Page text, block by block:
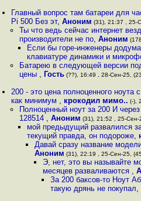
Главный вопрос там батареи для
Pi 500 Без эт,Аноним (31), 21:37 , 25-
Ты что ведь сейчас интернет
производители не по, Аноним
Если бы горе-инженеры
клавиатуре динамики и
Батарею в следующей версии
цены , Гость(??), 16:49 , 28-Сен-25,
200 - это цена полноценного
как минимум , крокодил мимо.. (-),
Полноценный ноут за 200 И
128514 , Аноним (31), 21:52 , 25-Сен-
мой предыдущий развалился
текущий правда, он подороже,
Давай сразу название
Аноним (31), 22:19 , 25-Сен-25,
Э, нет, это вы называйте
месяцев разваливаются ,
За 200 баксов-то Ноут
такую дрянь не покупал,